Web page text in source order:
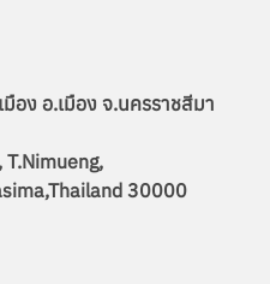
อง อ.เมือง จ.นครราชสีมา
30000